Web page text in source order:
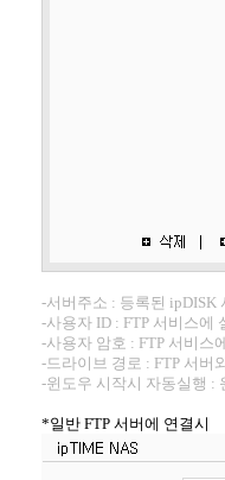
-서버주소 : 등록된 ipDISK
-사용자 ID : FTP 서비스에
-사용자 암호 : FTP 서비스
-드라이브 경로 : FTP 서버
-윈도우 시작시 자동실행 :
*일반 FTP 서버에 연결시